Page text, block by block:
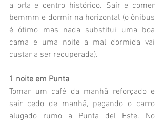
a orla e centro histórico. Saír e comer
bemmm e dormir na horizontal (o ônibus
é ótimo mas nada substitui uma boa
cama e uma noite a mal dormida vai
custar a ser recuperada).
1 noite em Punta
Tomar um café da manhã reforçado e
sair cedo de manhã, pegando o carro
alugado rumo a Punta del Este. No